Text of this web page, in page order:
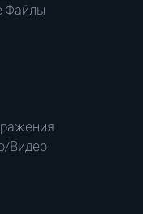
Файлы
Видео